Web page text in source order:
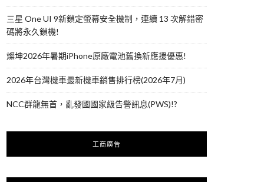
三星 One UI 9新鎖定螢幕安全機制，連續 13 次解錯密
碼將永久鎖機!
燦坤2026年暑期iPhone原廠電池舊換新應援優惠!
2026年台灣機車最新機車銷售排行榜(2026年7月)
NCC群龍無首，亂發國國家級告警訊息(PWS)!?
工商廣告